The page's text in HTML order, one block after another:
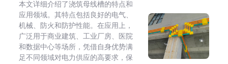
本文详细介绍了浇筑母线槽的特点和
应用领域。其特点包括良好的电气、
机械、防火和防护性能。在应用上，
广泛用于商业建筑、工业厂房、医院
和数据中心等场所，凭借自身优势满
足不同领域对电力供应的高要求，保